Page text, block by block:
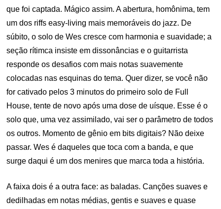
que foi captada. Mágico assim. A abertura, homônima, tem
um dos riffs easy-living mais memoráveis do jazz. De
súbito, o solo de Wes cresce com harmonia e suavidade; a
seção rítimca insiste em dissonâncias e o guitarrista
responde os desafios com mais notas suavemente
colocadas nas esquinas do tema. Quer dizer, se você não
for cativado pelos 3 minutos do primeiro solo de Full
House, tente de novo após uma dose de uísque. Esse é o
solo que, uma vez assimilado, vai ser o parâmetro de todos
os outros. Momento de gênio em bits digitais? Não deixe
passar. Wes é daqueles que toca com a banda, e que
surge daqui é um dos menires que marca toda a história.
A faixa dois é a outra face: as baladas. Canções suaves e
dedilhadas em notas médias, gentis e suaves e quase